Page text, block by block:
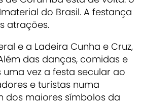
do Brasil. A festança
atrações.
e a Ladeira Cunha e Cruz,
das danças, comidas e
vez a festa secular ao
e turistas numa
dos maiores símbolos da